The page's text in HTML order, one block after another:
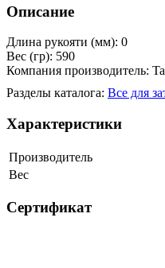
Описание
Длина рукояти (мм): 0
Вес (гр): 590
Компания производитель:
Разделы каталога: Все для
Характеристики
Производитель
Вес
Сертификат